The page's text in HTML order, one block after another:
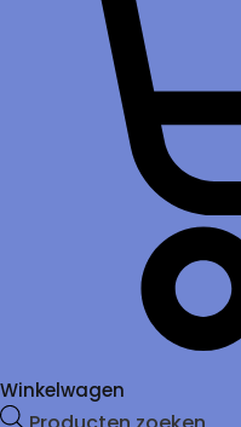
Winkelwagen